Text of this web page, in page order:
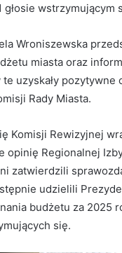
głosie wstrzymującym
Wroniszewska
miasta oraz
uzyskały pozytywne
Rady Miasta.
Komisji Rewizyjnej
opinię Regionalnej
zatwierdzili
udzielili
budżetu za 2025
się.